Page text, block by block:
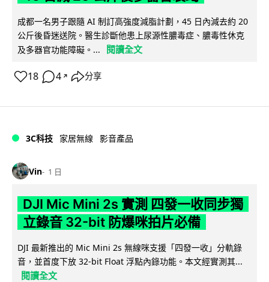
成都一名男子跟隨 AI 制訂高強度減脂計劃，45 日內減去約 20
公斤後昏迷送院。醫生診斷他患上尿源性膿毒症、膿毒性休克
及多器官功能障礙。...
閱讀全文
18 4 ↗ 分享
3C科技 家居無線 影音產品
Vin 1 日
DJI Mic Mini 2s 實測 四發一收同步獨
立錄音 32-bit 防爆咪拍片必備
DJI 最新推出的 Mic Mini 2s 無線咪支援「四發一收」分軌錄
音，並首度下放 32-bit Float 浮點內錄功能。本文經實測其...
閱讀全文